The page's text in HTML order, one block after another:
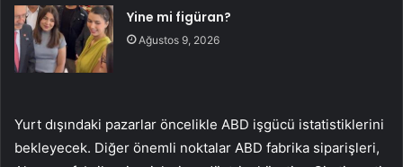
Yine mi figüran?
Ağustos 9, 2026
Yurt dışındaki pazarlar öncelikle ABD işgücü istatistiklerini
bekleyecek. Diğer önemli noktalar ABD fabrika siparişleri,